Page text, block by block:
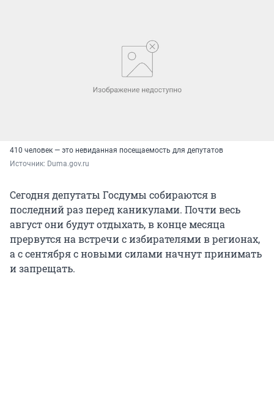
410 человек — это невиданная посещаемость для депутатов
Источник: Duma.gov.ru
Сегодня депутаты Госдумы собираются в
последний раз перед каникулами. Почти весь
август они будут отдыхать, в конце месяца
прервутся на встречи с избирателями в регионах,
а с сентября с новыми силами начнут принимать
и запрещать.